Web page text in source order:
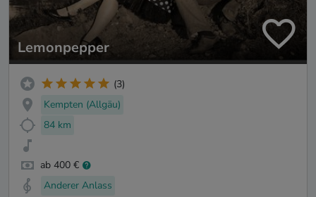
Lemonpepper
(3)
Kempten (Allgäu)
84 km
ab 400 €
Anderer Anlass